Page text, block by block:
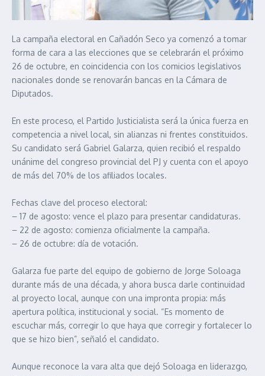
La campaña electoral en Cañadón Seco ya comenzó a tomar
forma de cara a las elecciones que se celebrarán el próximo
26 de octubre, en coincidencia con los comicios legislativos
nacionales donde se renovarán bancas en la Cámara de
Diputados.
En este proceso, el Partido Justicialista será la única fuerza en
competencia a nivel local, sin alianzas ni frentes constituidos.
Su candidato será Gabriel Galarza, quien recibió el respaldo
unánime del congreso provincial del PJ y cuenta con el apoyo
de más del 70% de los afiliados locales.
Fechas clave del proceso electoral:
– 17 de agosto: vence el plazo para presentar candidaturas.
– 22 de agosto: comienza oficialmente la campaña.
– 26 de octubre: día de votación.
Galarza fue parte del equipo de gobierno de Jorge Soloaga
durante más de una década, y ahora busca darle continuidad
al proyecto local, aunque con una impronta propia: más
apertura política, institucional y social. “Es momento de
escuchar más, corregir lo que haya que corregir y fortalecer lo
que se hizo bien”, señaló el candidato.
Aunque reconoce la vara alta que dejó Soloaga en liderazgo,